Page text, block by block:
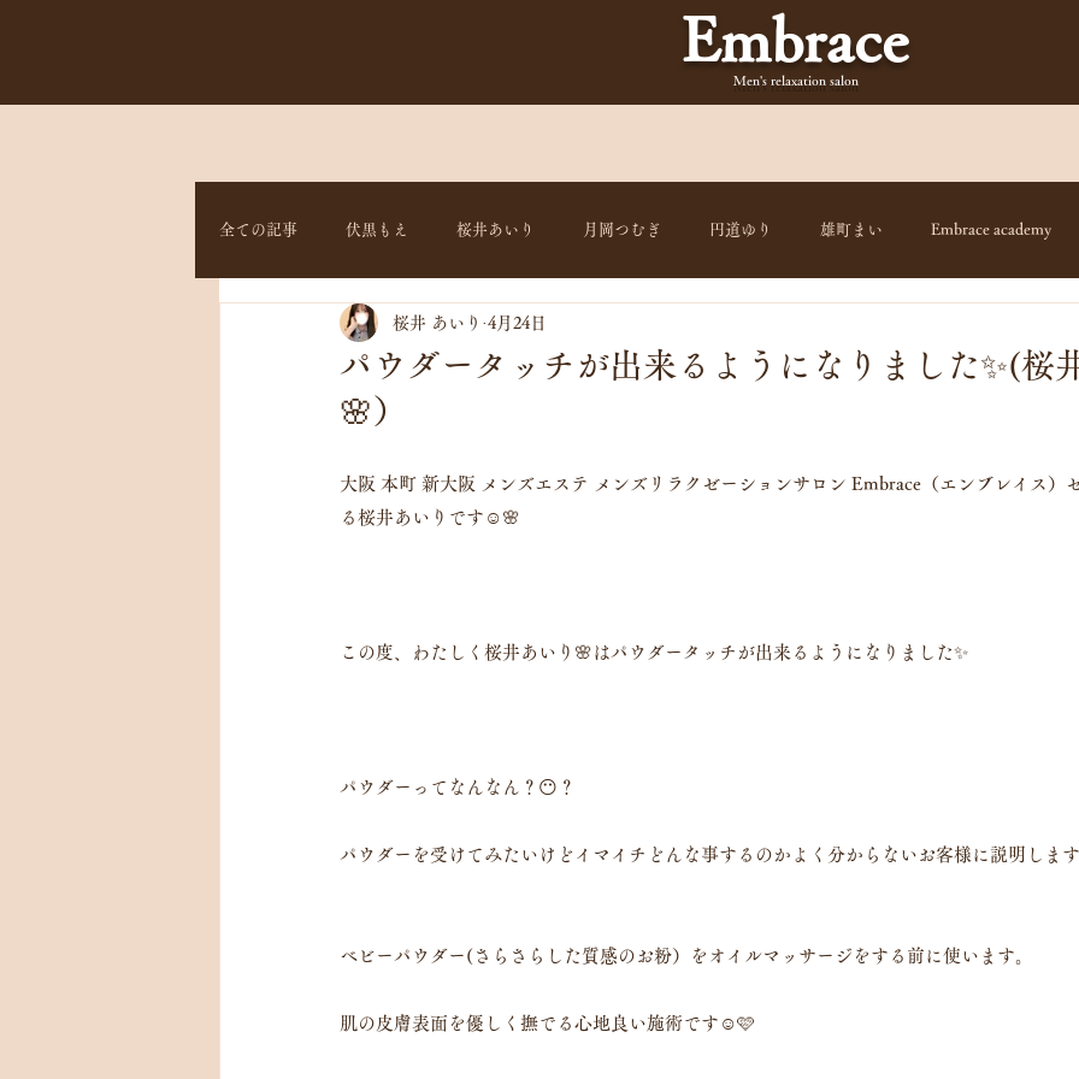
Embrace
Men's relaxation salon
全ての記事 伏黒もえ 桜井あいり 月岡つむぎ 円道ゆり 雄町まい Embrace academy
パウダータッチが出来るようになりました✨(桜
🌸）
桜井 あいり 4月24日
大阪 本町 新大阪 メンズエステ メンズリラクゼーションサロン Embrace（エンブレイス）
る桜井あいりです☺️🌸
この度、わたしく桜井あいり🌸はパウダータッチが出来るようになりました✨
パウダーってなんなん？😶？
パウダーを受けてみたいけどイマイチどんな事するのかよく分からないお客様に説明します
ベビーパウダー(さらさらした質感のお粉）をオイルマッサージをする前に使います。
肌の皮膚表面を優しく撫でる心地良い施術です☺️🩷